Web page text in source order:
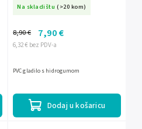
Na skladištu (>20 kom)
6,32 € bez PDV-a
8,90 € 7,90 €
Dodaj u košaricu
PVC gladilo s hidrogumom